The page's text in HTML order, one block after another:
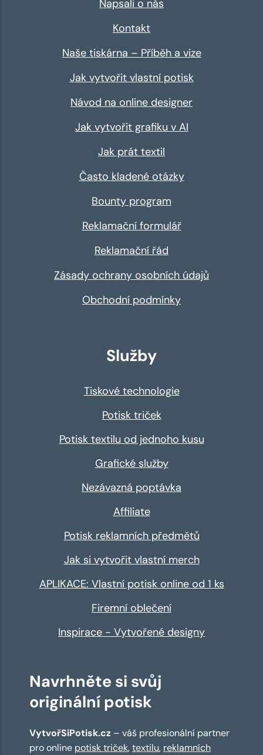
Napsali o nás
Kontakt
Naše tiskárna – Příběh a vize
Jak vytvořit vlastní potisk
Návod na online designer
Jak vytvořit grafiku v AI
Jak prát textil
Často kladené otázky
Bounty program
Reklamační formulář
Reklamační řád
Zásady ochrany osobních údajů
Obchodní podmínky
Služby
Tiskové technologie
Potisk triček
Potisk textilu od jednoho kusu
Grafické služby
Nezávazná poptávka
Affiliate
Potisk reklamních předmětů
Jak si vytvořit vlastní merch
APLIKACE: Vlastní potisk online od 1 ks
Firemní oblečení
Inspirace - Vytvořené designy
Navrhněte si svůj
originální potisk
VytvořSiPotisk.cz – váš profesionální partner
pro online potisk triček,textilu, reklamních